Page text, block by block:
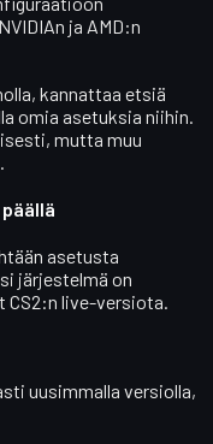
ja AMD:n
kannattaa etsiä
omia asetuksia niihin.
mutta muu
asetusta
järjestelmä on
CS2:n live-versiota.
uusimmalla versiolla,